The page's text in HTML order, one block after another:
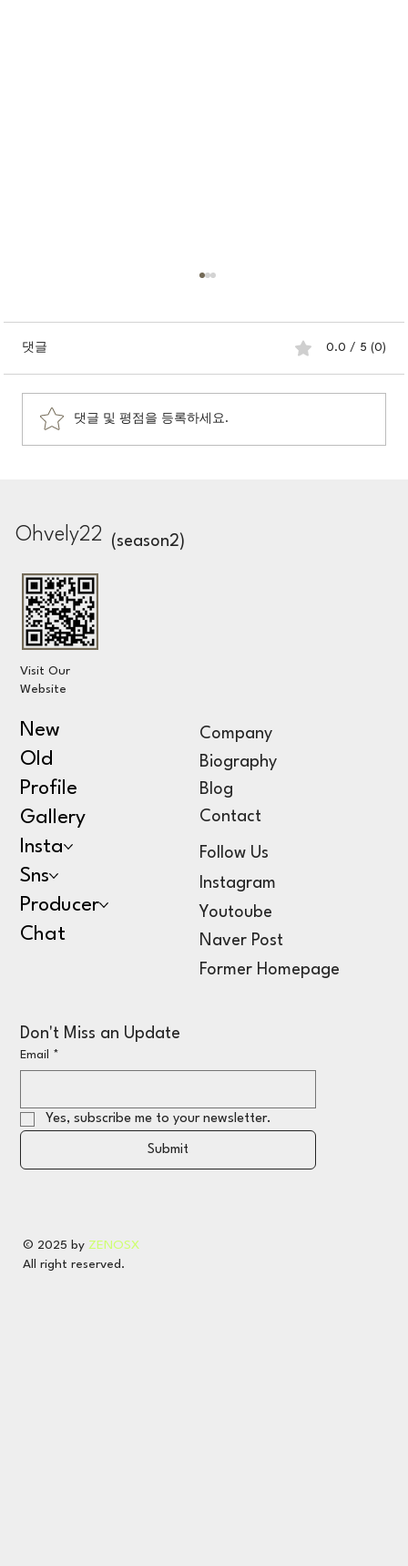
스스로 옷을 벗고서
댓글 0.0 / 5 (0)
댓글 및 평점을 등록하세요.
Ohvely22 (season2)
Visit Our
Website
New
Old
Profile
Gallery
Insta
Sns
Producer
Chat
Company
Biography
Blog
Contact
Follow Us
Instagram
Youtoube
Naver Post
Former Homepage
Don't Miss an Update
Email *
Yes, subscribe me to your newsletter.
Submit
© 2025 by ZENOSX
All right reserved.